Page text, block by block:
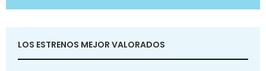
LOS ESTRENOS MEJOR VALORADOS